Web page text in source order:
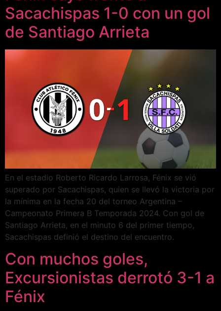
Sacachispas 1-0 con un gol
de Santiago Arrieta
En el estadio Roberto Ricardo Larrosa, Fénix se vió
superado por Sacachispas, quien se llevó la victoria por
la mínima en la fecha 20 del torneo Argentina –
Campeonato Primera B Temporada 2024. Con gol de
Santiago Arrieta, en el minuto 6 del primer tiempo,
Sacachispas definió el destino del encuentro.
Con muchos goles,
Excursionistas derrotó 3-1 a
Fénix